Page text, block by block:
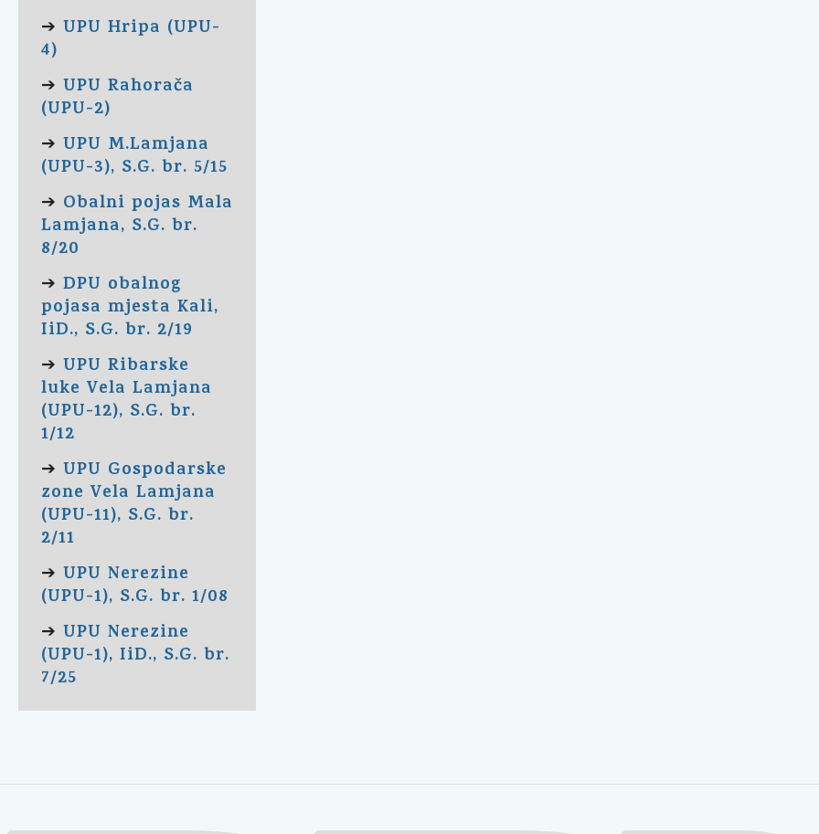
➔ UPU Hripa (UPU-
4)
➔ UPU Rahorača
(UPU-2)
➔ UPU M.Lamjana
(UPU-3), S.G. br. 5/15
➔ Obalni pojas Mala
Lamjana, S.G. br.
8/20
➔ DPU obalnog
pojasa mjesta Kali,
IiD., S.G. br. 2/19
➔ UPU Ribarske
luke Vela Lamjana
(UPU-12), S.G. br.
1/12
➔ UPU Gospodarske
zone Vela Lamjana
(UPU-11), S.G. br.
2/11
➔ UPU Nerezine
(UPU-1), S.G. br. 1/08
➔ UPU Nerezine
(UPU-1), IiD., S.G. br.
7/25